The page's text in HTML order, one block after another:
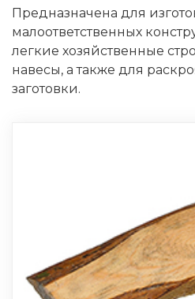
Предназначена для
малоответственных
легкие хозяйственные
навесы, а также для
заготовки.